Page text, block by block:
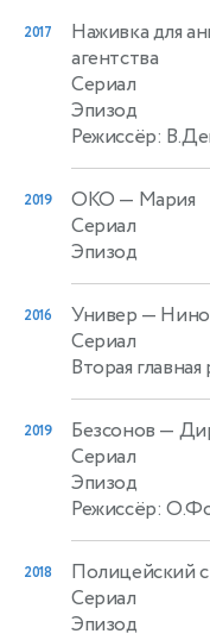
2017 Наживка для
агентства
Сериал
Эпизод
Режиссёр:
2019 ОКО — Мария
Сериал
Эпизод
2016 Универ —
Сериал
Вторая главная
2019 Безсонов —
Сериал
Эпизод
Режиссёр:
2018 Полицейский
Сериал
Эпизод